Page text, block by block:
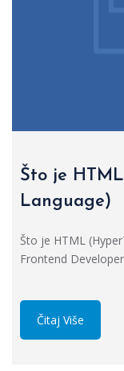
Što je
Language)
Što je HTML
Frontend
Čitaj Više